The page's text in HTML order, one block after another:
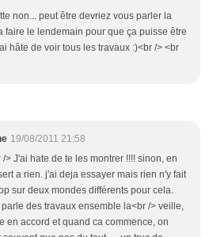
non... peut être devriez vous parler la
faire le lendemain pour que ça puisse être
hâte de voir tous les travaux :)<br /> <br
19/08/2011 21:58
/> J'ai hate de te les montrer !!!! sinon, en
a rien. j'ai deja essayer mais rien n'y fait
sur deux mondes différents pour cela.
des travaux ensemble la<br /> veille,
en accord et quand ca commence, on